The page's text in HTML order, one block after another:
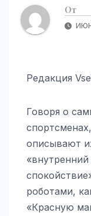
От
ИЮН
Редакция
Говоря о
описывают
роботами,
«Красную